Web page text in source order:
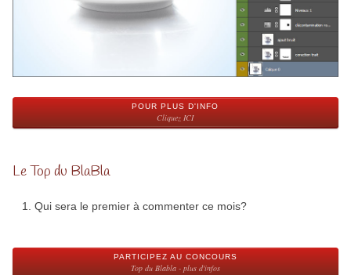
POUR PLUS D'INFO
Cliquez ICI
Le Top du BlaBla
Qui sera le premier à commenter ce mois?
PARTICIPEZ AU CONCOURS
Top du Blabla - plus d'infos